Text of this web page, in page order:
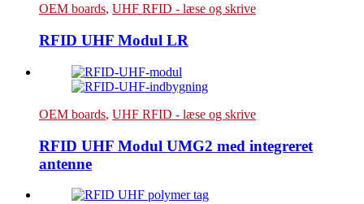
OEM boards, UHF RFID - læse og skrive
RFID UHF Modul LR
OEM boards, UHF RFID - læse og skrive
RFID UHF Modul UMG2 med integreret
antenne